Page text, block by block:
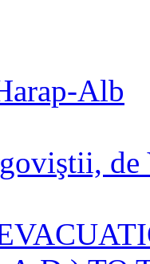
Alb
de